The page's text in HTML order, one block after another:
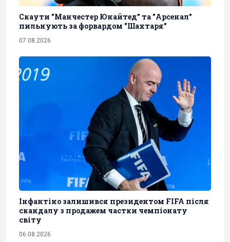
Скаути "Манчестер Юнайтед" та "Арсенал"
пильнують за форвардом "Шахтаря"
07.08.2026
Інфантіно залишився президентом FIFA після
скандалу з продажем частки чемпіонату
світу
06.08.2026